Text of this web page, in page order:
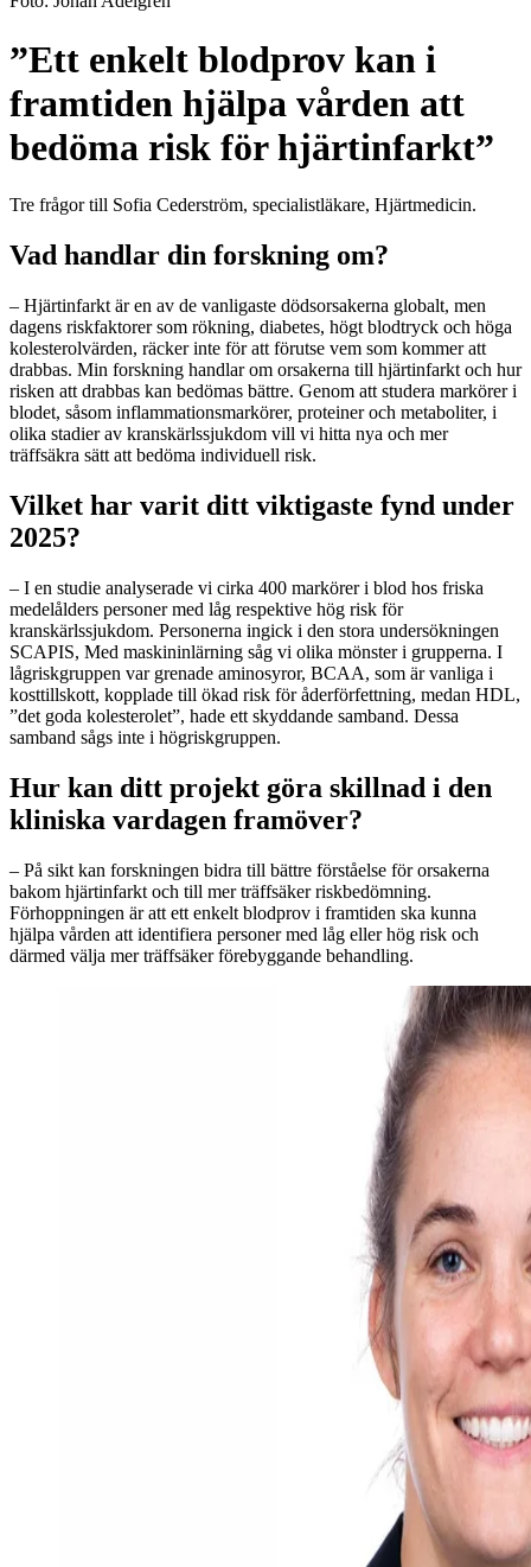
”Ett enkelt blodprov kan i
framtiden hjälpa vården att
bedöma risk för hjärtinfarkt”
Tre frågor till Sofia Cederström, specialistläkare, Hjärtmedicin.
Vad handlar din forskning om?
– Hjärtinfarkt är en av de vanligaste dödsorsakerna globalt, men
dagens riskfaktorer som rökning, diabetes, högt blodtryck och höga
kolesterolvärden, räcker inte för att förutse vem som kommer att
drabbas. Min forskning handlar om orsakerna till hjärtinfarkt och hur
risken att drabbas kan bedömas bättre. Genom att studera markörer i
blodet, såsom inflammationsmarkörer, proteiner och metaboliter, i
olika stadier av kranskärlssjukdom vill vi hitta nya och mer
träffsäkra sätt att bedöma individuell risk.
Vilket har varit ditt viktigaste fynd under
2025?
– I en studie analyserade vi cirka 400 markörer i blod hos friska
medelålders personer med låg respektive hög risk för
kranskärlssjukdom. Personerna ingick i den stora undersökningen
SCAPIS, Med maskininlärning såg vi olika mönster i grupperna. I
lågriskgruppen var grenade aminosyror, BCAA, som är vanliga i
kosttillskott, kopplade till ökad risk för åderförfettning, medan HDL,
”det goda kolesterolet”, hade ett skyddande samband. Dessa
samband sågs inte i högriskgruppen.
Hur kan ditt projekt göra skillnad i den
kliniska vardagen framöver?
– På sikt kan forskningen bidra till bättre förståelse för orsakerna
bakom hjärtinfarkt och till mer träffsäker riskbedömning.
Förhoppningen är att ett enkelt blodprov i framtiden ska kunna
hjälpa vården att identifiera personer med låg eller hög risk och
därmed välja mer träffsäker förebyggande behandling.